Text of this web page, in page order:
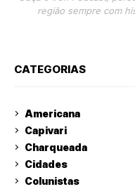
região sempre com
CATEGORIAS
Americana
Capivari
Charqueada
Cidades
Colunistas